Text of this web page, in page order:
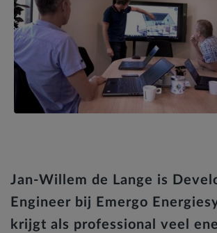
Jan-Willem de Lange is
Engineer bij Emergo
krijgt als professional veel